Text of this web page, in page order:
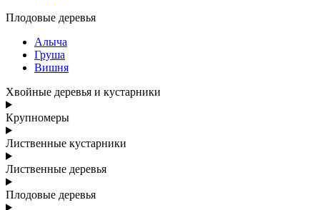
Плодовые деревья
Алыча
Груша
Вишня
Хвойные деревья и кустарники
Крупномеры
Лиственные кустарники
Лиственные деревья
Плодовые деревья